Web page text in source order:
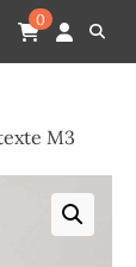
0
M3